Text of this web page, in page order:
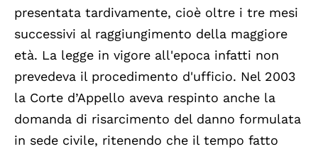
presentata tardivamente, cioè oltre i tre mesi
successivi al raggiungimento della maggiore
età. La legge in vigore all'epoca infatti non
prevedeva il procedimento d'ufficio. Nel 2003
la Corte d’Appello aveva respinto anche la
domanda di risarcimento del danno formulata
in sede civile, ritenendo che il tempo fatto